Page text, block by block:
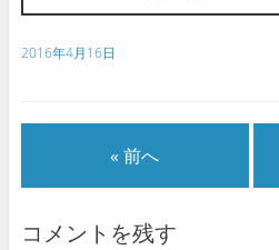
2016年4月16日
« 前へ
コメントを残す